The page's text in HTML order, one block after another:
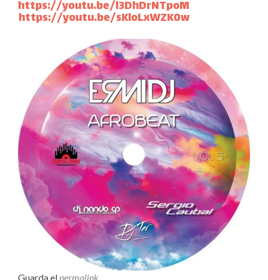
https://youtu.be/l3DhDrNTpoM
https://youtu.be/sKloLxWZK0w
Guarda elpermalink.